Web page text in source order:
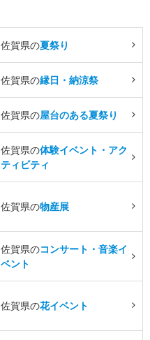
佐賀県の夏祭り
佐賀県の縁日・納涼祭
佐賀県の屋台のある夏祭り
佐賀県の体験イベント・アク
ティビティ
佐賀県の物産展
佐賀県のコンサート・音楽イ
ベント
佐賀県の花イベント